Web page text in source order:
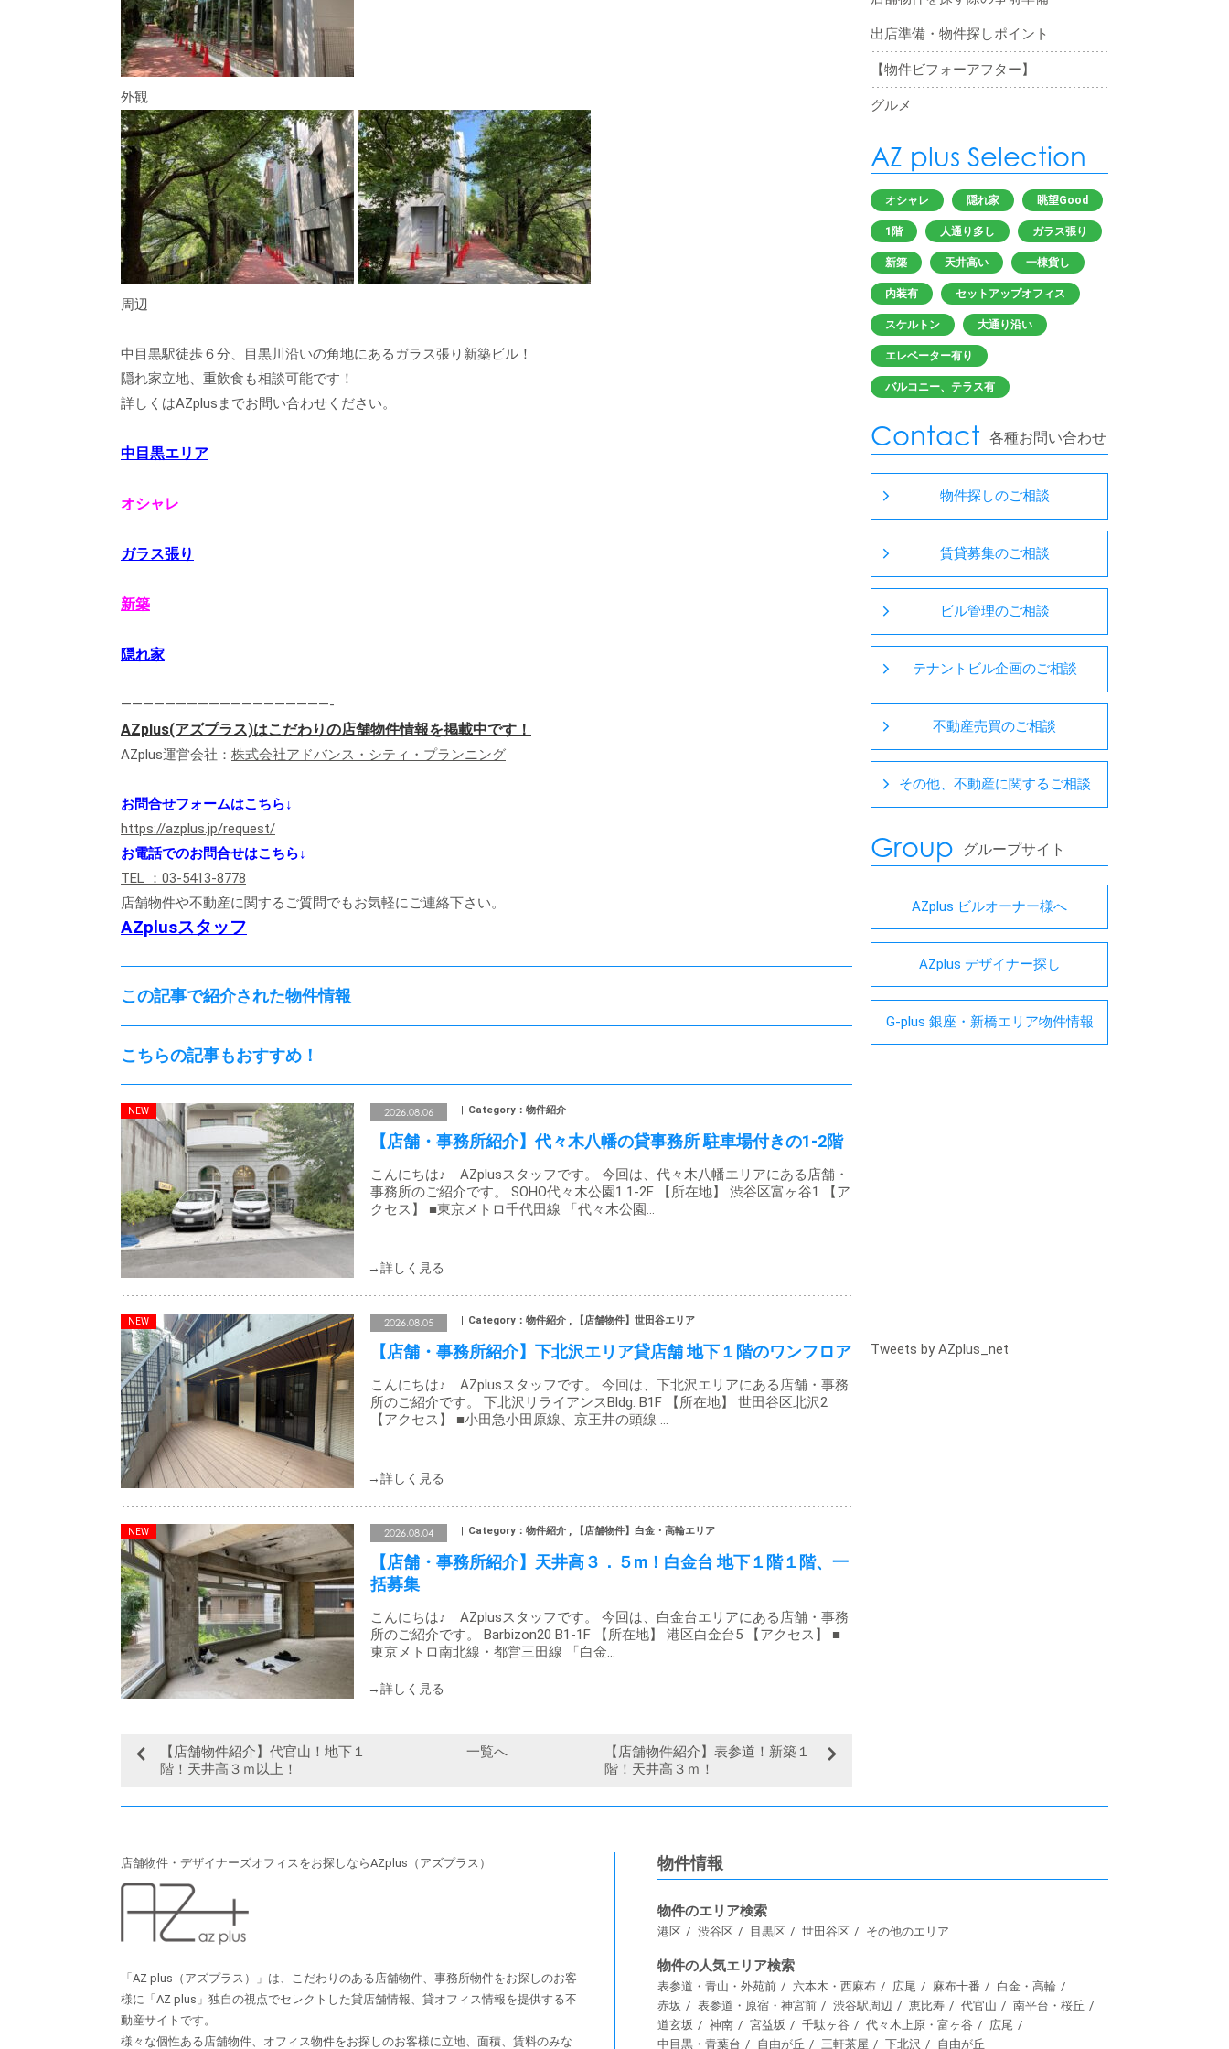
外観
周辺
中目黒駅徒歩６分、目黒川沿いの角地にあるガラス張り新築ビル！
隠れ家立地、重飲食も相談可能です！
詳しくはAZplusまでお問い合わせください。
中目黒エリア
オシャレ
ガラス張り
新築
隠れ家
———————————————————-
AZplus(アズプラス)はこだわりの店舗物件情報を掲載中です！
AZplus運営会社： 株式会社アドバンス・シティ・プランニング
お問合せフォームはこちら↓
https://azplus.jp/request/
お電話でのお問合せはこちら↓
TEL ：03-5413-8778
店舗物件や不動産に関するご質問でもお気軽にご連絡下さい。
AZplusスタッフ
この記事で紹介された物件情報
こちらの記事もおすすめ！
2026.08.06 Category：物件紹介
【店舗・事務所紹介】代々木八幡の貸事務所 駐車場付きの1-2階
こんにちは♪ AZplusスタッフです。 今回は、代々木八幡エリアにある店舗・
事務所のご紹介です。 SOHO代々木公園1 1-2F 【所在地】 渋谷区富ヶ谷1 【ア
クセス】 ■東京メトロ千代田線 「代々木公園…
2026.08.05 Category：物件紹介 , 【店舗物件】世田谷エリア
【店舗・事務所紹介】下北沢エリア貸店舗 地下１階のワンフロア
こんにちは♪ AZplusスタッフです。 今回は、下北沢エリアにある店舗・事務
所のご紹介です。 下北沢リライアンスBldg. B1F 【所在地】 世田谷区北沢2
【アクセス】 ■小田急小田原線、京王井の頭線 …
2026.08.04 Category：物件紹介 , 【店舗物件】白金・高輪エリア
【店舗・事務所紹介】天井高３．５m！白金台 地下１階１階、一
括募集
こんにちは♪ AZplusスタッフです。 今回は、白金台エリアにある店舗・事務
所のご紹介です。 Barbizon20 B1-1F 【所在地】 港区白金台5 【アクセス】 ■
東京メトロ南北線・都営三田線 「白金…
【店舗物件紹介】代官山！地下１
階！天井高３ｍ以上！
一覧へ
【店舗物件紹介】表参道！新築１
階！天井高３ｍ！
出店準備・物件探しポイント
【物件ビフォーアフター】
グルメ
AZ plus Selection
オシャレ 隠れ家 眺望Good
1階 人通り多し ガラス張り
新築 天井高い 一棟貨し
内装有 セットアップオフィス
スケルトン 大通り沿い
エレベーター有り
バルコニー、テラス有
Contact 各種お問い合わせ
物件探しのご相談
賃貸募集のご相談
ビル管理のご相談
テナントビル企画のご相談
不動産売買のご相談
その他、不動産に関するご相談
Group グループサイト
AZplus ビルオーナー様へ
AZplus デザイナー探し
G-plus 銀座・新橋エリア物件情報
Tweets by AZplus_net
店舗物件・デザイナーズオフィスをお探しならAZplus（アズプラス）
「AZ plus（アズプラス）」は、こだわりのある店舗物件、事務所物件をお探しのお客
様に「AZ plus」独⾃の視点でセレクトした貸店舗情報、貸オフィス情報を提供する不
動産サイトです。
様々な個性ある店舗物件、オフィス物件をお探しのお客様に⽴地、⾯積、賃料のみな
物件情報
物件のエリア検索
港区 渋谷区 目黒区 世田谷区 その他のエリア
物件の人気エリア検索
表参道・青山・外苑前 六本木・西麻布 広尾 麻布十番
白金・高輪
赤坂
表参道・原宿・神宮前 渋谷駅周辺 恵比寿 代官山
南平台・桜丘
道玄坂
神南 宮益坂 千駄ヶ谷 代々木上原・富ヶ谷
広尾
中目黒・青葉台
自由が丘 三軒茶屋 下北沢 自由が丘